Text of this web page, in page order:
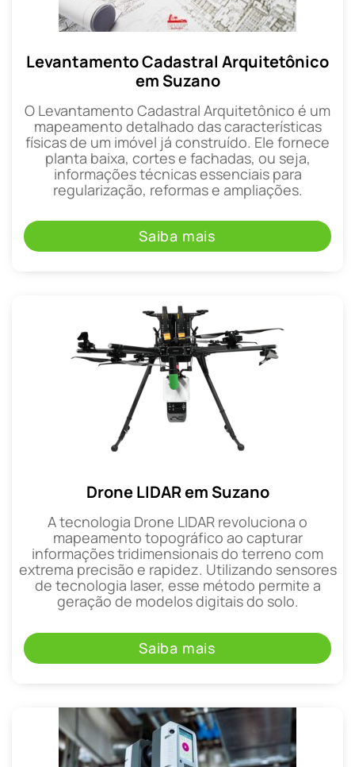
Levantamento Cadastral Arquitetônico
em Suzano
O Levantamento Cadastral Arquitetônico é um
mapeamento detalhado das características
físicas de um imóvel já construído. Ele fornece
planta baixa, cortes e fachadas, ou seja,
informações técnicas essenciais para
regularização, reformas e ampliações.
Saiba mais
Drone LIDAR em Suzano
A tecnologia Drone LIDAR revoluciona o
mapeamento topográfico ao capturar
informações tridimensionais do terreno com
extrema precisão e rapidez. Utilizando sensores
de tecnologia laser, esse método permite a
geração de modelos digitais do solo.
Saiba mais